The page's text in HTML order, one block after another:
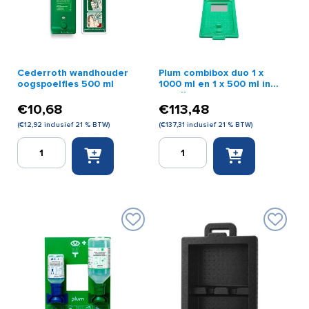
Cederroth wandhouder
oogspoelfles 500 ml
€10,68
(€12,92 inclusief 21 % BTW)
Cederroth
wandhouder
oogspoelfles
Plum combibox duo 1 x
1000 ml en 1 x 500 ml in
wandbox
€113,48
(€137,31 inclusief 21 % BTW)
Plum
combibox